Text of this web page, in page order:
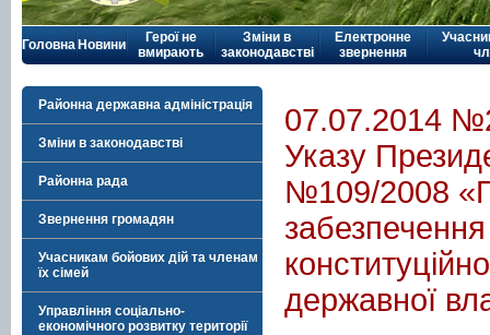
Головна Новини
Герої не
вмирають
Зміни в
законодавстві
Електронне
звернення
Районна державна адміністрація
Зміни в законодавстві
Районна рада
Звернення громадян
Учасникам бойових дій та членам
їх сімей
Управління соціально-
економічного розвитку території
07.07.2014
Указу
№109/2008
забезпечення
державної